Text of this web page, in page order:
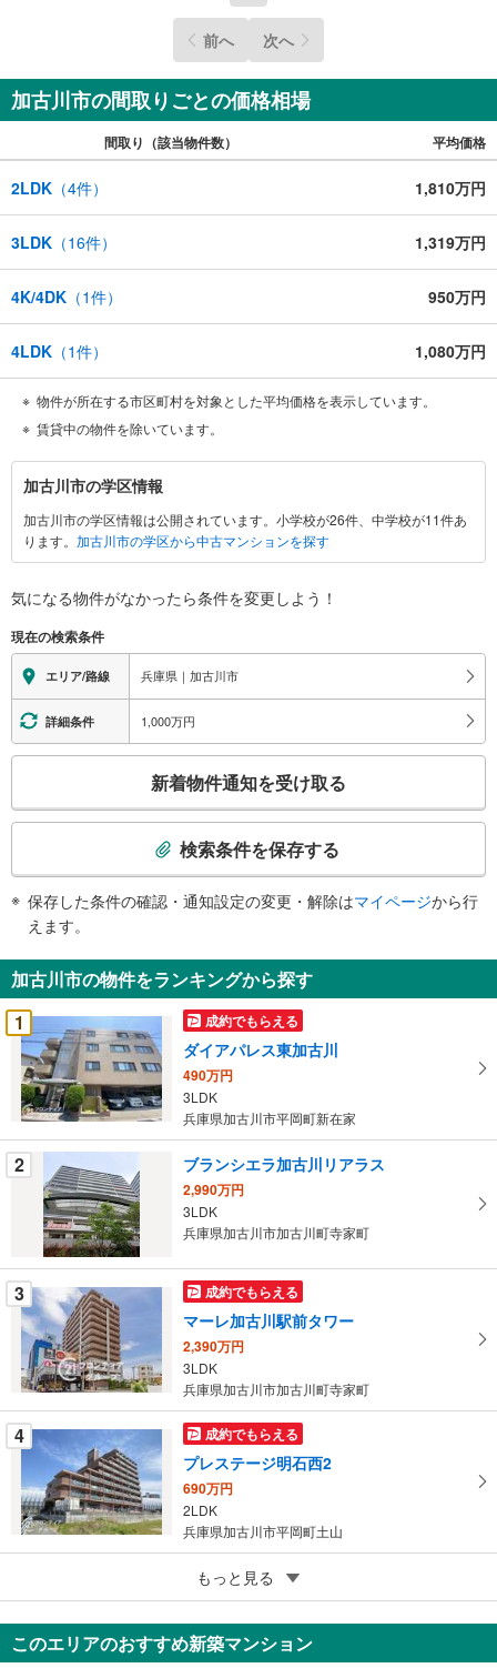
前へ 次へ
加古川市の間取りごとの価格相場
間取り（該当物件数） 平均価格
2LDK （4件） 1,810万円
3LDK （16件） 1,319万円
4K/4DK （1件） 950万円
4LDK （1件） 1,080万円
物件が所在する市区町村を対象とした平均価格を表示しています。
賃貸中の物件を除いています。
加
古
川
市
関
る
情
報
加古川市の学区情報
加古川市の学区情報は公開されています。小学校が26件、中学校が11件あ
ります。 加古川市の学区から中古マンションを探す
気になる物件がなかったら条件を変更しよう！
現在の検索条件
エリア/路線 兵庫県｜加古川市
詳細条件 1,000万円
検
知
を
受
け
取
る
・
件
を
ー
ジ
に
保
存
る
新着物件通知を受け取る
検索条件を保存する
保存した条件の確認・通知設定の変更・解除はマイページから行
えます。
加古川市の物件をランキングから探す
1
成約でもらえる
ダイアパレス東加古川
490万円
3LDK
兵庫県加古川市平岡町新在家
2 ブランシエラ加古川リアラス
2,990万円
3LDK
兵庫県加古川市加古川町寺家町
3 成約でもらえる
マーレ加古川駅前タワー
2,390万円
3LDK
兵庫県加古川市加古川町寺家町
4 成約でもらえる
プレステージ明石西2
690万円
2LDK
兵庫県加古川市平岡町土山
成約でもらえる
ハイツ東加古川
1,080万円
4LDK
もっと見る
このエリアのおすすめ新築マンション